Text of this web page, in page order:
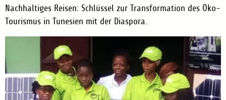
Nachhaltiges Reisen: Schlüssel zur Transformation des Öko-
Tourismus in Tunesien mit der Diaspora.